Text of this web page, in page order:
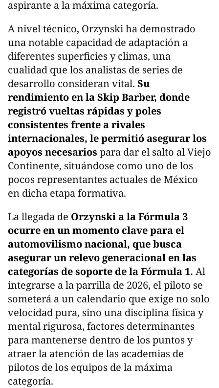
aspirante a la máxima categoría.
A nivel técnico, Orzynski ha demostrado
una notable capacidad de adaptación a
diferentes superficies y climas, una
cualidad que los analistas de series de
desarrollo consideran vital. Su
rendimiento en la Skip Barber, donde
registró vueltas rápidas y poles
consistentes frente a rivales
internacionales, le permitió asegurar los
apoyos necesarios para dar el salto al Viejo
Continente, situándose como uno de los
pocos representantes actuales de México
en dicha etapa formativa.
La llegada de Orzynski a la Fórmula 3
ocurre en un momento clave para el
automovilismo nacional, que busca
asegurar un relevo generacional en las
categorías de soporte de la Fórmula 1. Al
integrarse a la parrilla de 2026, el piloto se
someterá a un calendario que exige no solo
velocidad pura, sino una disciplina física y
mental rigurosa, factores determinantes
para mantenerse dentro de los puntos y
atraer la atención de las academias de
pilotos de los equipos de la máxima
categoría.